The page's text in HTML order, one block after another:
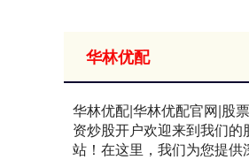
华林优配
华林优配|华林优配官网|股
资炒股开户欢迎来到我们的
站！在这里，我们为您提供